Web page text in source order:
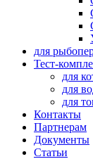
для
Тест-
для
для
для
Контакты
Партнерам
Документы
Статьи